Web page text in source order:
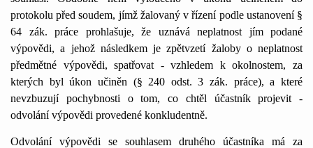
protokolu před soudem, jímž žalovaný v řízení podle ustanovení §
64 zák. práce prohlašuje, že uznává neplatnost jím podané
výpovědi, a jehož následkem je zpětvzetí žaloby o neplatnost
předmětné výpovědi, spatřovat - vzhledem k okolnostem, za
kterých byl úkon učiněn (§ 240 odst. 3 zák. práce), a které
nevzbuzují pochybnosti o tom, co chtěl účastník projevit -
odvolání výpovědi provedené konkludentně.
Odvolání výpovědi se souhlasem druhého účastníka má za